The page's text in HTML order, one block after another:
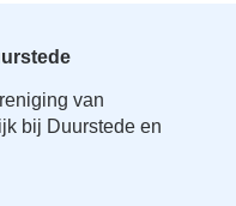
van
bij Duurstede en